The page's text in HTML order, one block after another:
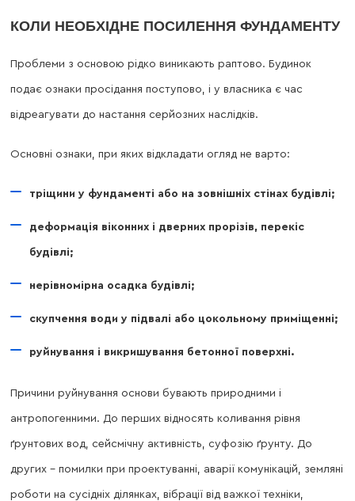
КОЛИ НЕОБХІДНЕ ПОСИЛЕННЯ ФУНДАМЕНТУ
Проблеми з основою рідко виникають раптово. Будинок
подає ознаки просідання поступово, і у власника є час
відреагувати до настання серйозних наслідків.
Основні ознаки, при яких відкладати огляд не варто:
тріщини у фундаменті або на зовнішніх стінах будівлі;
деформація віконних і дверних прорізів, перекіс
будівлі;
нерівномірна осадка будівлі;
скупчення води у підвалі або цокольному приміщенні;
руйнування і викришування бетонної поверхні.
Причини руйнування основи бувають природними і
антропогенними. До перших відносять коливання рівня
ґрунтових вод, сейсмічну активність, суфозію ґрунту. До
других – помилки при проектуванні, аварії комунікацій, земляні
роботи на сусідніх ділянках, вібрації від важкої техніки,